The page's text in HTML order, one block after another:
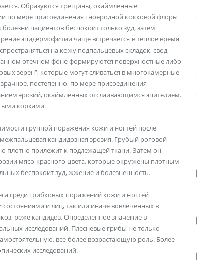
Образуются трещины, окаймленные
мере присоединения гноеродной кокковой флоры
пациентов беспокоит только зуд, затем
эпидермофитии чаще встречается в теплое время
на кожу подпальцевых складок, свод
отечном фоне формируются поверхностные либо
зерен”, которые могут сливаться в многокамерные
постепенно, по мере присоединения
эрозий, окаймленных отслаивающимся эпителием.
корками.
группой поражения кожи и ногтей после
кандидозная эрозия. Грубый роговой
плотно прилежит к подлежащей ткани. Затем он
мясо-красного цвета, которые окружены плотным
беспокоит зуд, жжение и болезненность.
среди грибковых поражений кожи и ногтей
и лиц, так или иначе вовлеченных в
реже кандидоз. Определенное значение в
исследований. Плесневые грибы не только
все более возрастающую роль. Более
исследований.